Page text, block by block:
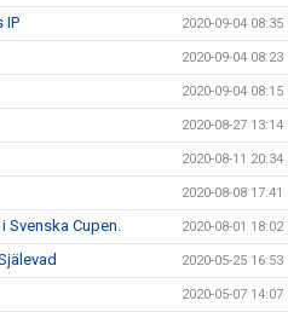
IP 2020-09-04 08:35
2020-09-04 08:23
2020-09-04 08:15
2020-08-27 13:14
2020-08-11 20:34
2020-08-08 17:41
Svenska Cupen. 2020-08-01 18:02
2020-05-25 16:53
2020-05-07 14:07